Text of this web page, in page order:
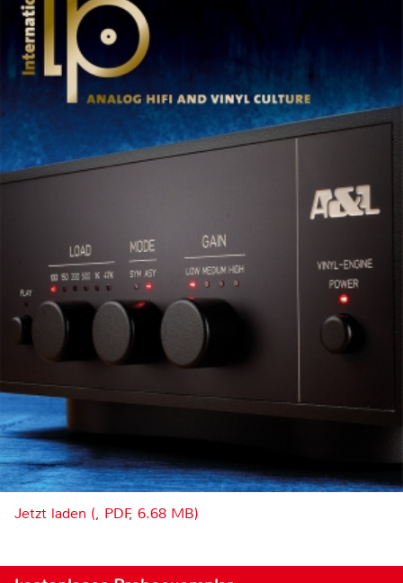
Jetzt laden (, PDF, 6.68 MB)